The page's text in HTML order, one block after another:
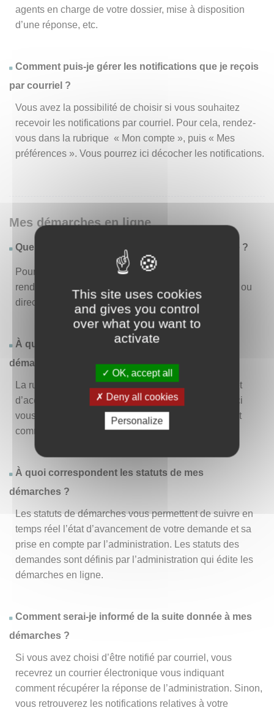
This site uses cookies
and gives you control
over what you want to
activate
OK, accept all
Deny all cookies
Personalize
agents en charge de votre dossier, mise à disposition
d’une réponse, etc.
Comment puis-je gérer les notifications que je reçois
par courriel ?
Vous avez la possibilité de choisir si vous souhaitez
recevoir les notifications par courriel. Pour cela, rendez-
vous dans la rubrique « Mon compte », puis « Mes
préférences ». Vous pourrez ici décocher les notifications.
Mes démarches en ligne
Quelles sont les démarches disponibles en ligne ?
Pour consulter la liste des démarches disponibles,
rendez-vous dans le menu « Liste des démarches » ou
directement en page d’accueil.
À quoi correspond la rubrique « Effectuer une
démarche » ?
La rubrique « Effectuer une démarche » vous permet
d’accéder à la liste des démarches disponibles. D’ici
vous pouvez choisir la démarche vous intéressant et
commencer à la remplir en un clic.
À quoi correspondent les statuts de mes
démarches ?
Les statuts de démarches vous permettent de suivre en
temps réel l’état d’avancement de votre demande et sa
prise en compte par l’administration. Les statuts des
demandes sont définis par l’administration qui édite les
démarches en ligne.
Comment serai-je informé de la suite donnée à mes
démarches ?
Si vous avez choisi d’être notifié par courriel, vous
recevrez un courrier électronique vous indiquant
comment récupérer la réponse de l’administration. Sinon,
vous retrouverez les notifications relatives à votre